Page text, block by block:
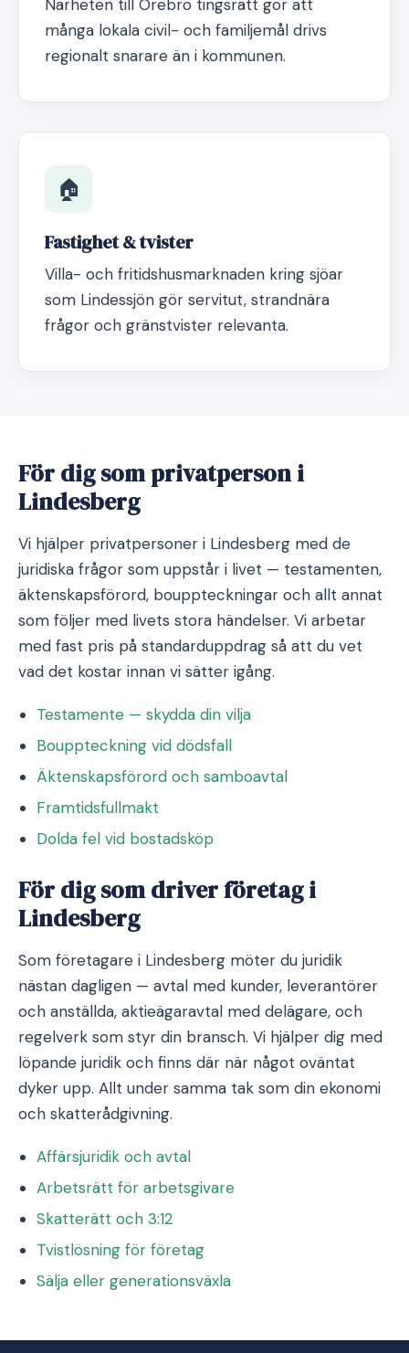
Närheten till Örebro tingsrätt gör att
många lokala civil- och familjemål drivs
regionalt snarare än i kommunen.
🏠
Fastighet & tvister
Villa- och fritidshusmarknaden kring sjöar
som Lindessjön gör servitut, strandnära
frågor och gränstvister relevanta.
För dig som privatperson i
Lindesberg
Vi hjälper privatpersoner i Lindesberg med de
juridiska frågor som uppstår i livet — testamenten,
äktenskapsförord, bouppteckningar och allt annat
som följer med livets stora händelser. Vi arbetar
med fast pris på standarduppdrag så att du vet
vad det kostar innan vi sätter igång.
Testamente — skydda din vilja
Bouppteckning vid dödsfall
Äktenskapsförord och samboavtal
Framtidsfullmakt
Dolda fel vid bostadsköp
För dig som driver företag i
Lindesberg
Som företagare i Lindesberg möter du juridik
nästan dagligen — avtal med kunder, leverantörer
och anställda, aktieägaravtal med delägare, och
regelverk som styr din bransch. Vi hjälper dig med
löpande juridik och finns där när något oväntat
dyker upp. Allt under samma tak som din ekonomi
och skatterådgivning.
Affärsjuridik och avtal
Arbetsrätt för arbetsgivare
Skatterätt och 3:12
Tvistlösning för företag
Sälja eller generationsväxla